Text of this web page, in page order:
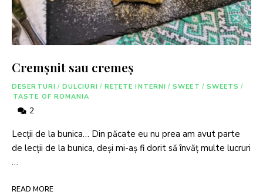
Cremșnit sau cremeș
DESERTURI / DULCIURI / REȚETE INTERNI / SWEET / SWEETS /
TASTE OF ROMANIA
2
Lecții de la bunica… Din păcate eu nu prea am avut parte
de lecții de la bunica, deși mi-aș fi dorit să învăț multe lucruri
…
READ MORE